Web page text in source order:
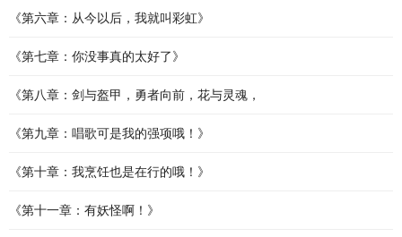
《第六章：从今以后，我就叫彩虹》
《第七章：你没事真的太好了》
《第八章：剑与盔甲，勇者向前，花与灵魂，
《第九章：唱歌可是我的强项哦！》
《第十章：我烹饪也是在行的哦！》
《第十一章：有妖怪啊！》